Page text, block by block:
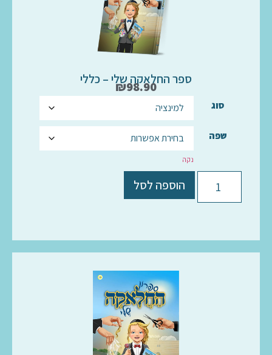
ספר החלאקה שלי – כללי
₪98.90
סוג
שפה
נקה
הוספה לסל